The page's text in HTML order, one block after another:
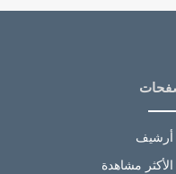
أرشيف
الأكثر مشاهدة